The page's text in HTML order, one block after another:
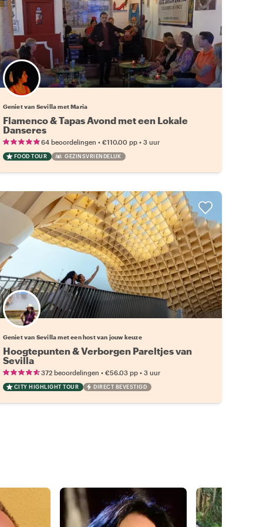
Geniet van Sevilla met Maria
Flamenco & Tapas Avond met een Lokale
Danseres
64 beoordelingen • €110.00 pp• 3 uur
FOOD TOUR GEZINSVRIENDELIJK
Kies jouw favoriete local
Geniet van Sevilla met een host van jouw keuze
Hoogtepunten & Verborgen Pareltjes van
Sevilla
372 beoordelingen • €56.03 pp• 3 uur
CITY HIGHLIGHT TOUR DIRECT BEVESTIGD